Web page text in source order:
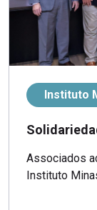
Instituto
Associados
Instituto